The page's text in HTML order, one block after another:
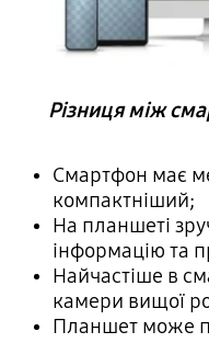
Різниця між
Смартфон має
компактніший;
На планшеті
інформацію та
Найчастіше в
камери вищої
Планшет може